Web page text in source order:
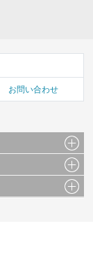
お問い合わせ
タ等）及びこれらの配
行うことは固く禁じて
た見解・感想です。
い。
ツや広告の表示、ソー